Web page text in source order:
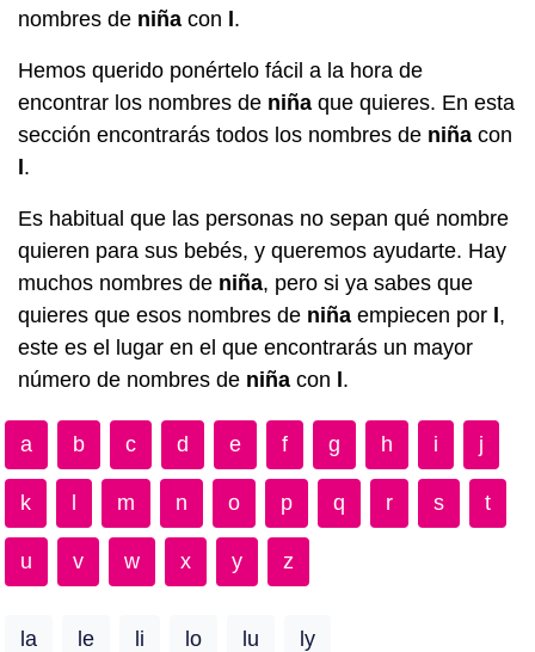
nombres de niña con .
Hemos querido ponértelo fácil a la hora de
encontrar los nombres de niña que quieres. En esta
sección encontrarás todos los nombres de niña con
.
Es habitual que las personas no sepan qué nombre
quieren para sus bebés, y queremos ayudarte. Hay
muchos nombres de niña, pero si ya sabes que
quieres que esos nombres de niña empiecen por ,
este es el lugar en el que encontrarás un mayor
número de nombres de niña con .
a b c d e f g h i j
k m n o p q r s t
u v w x y z
la le li lo lu ly